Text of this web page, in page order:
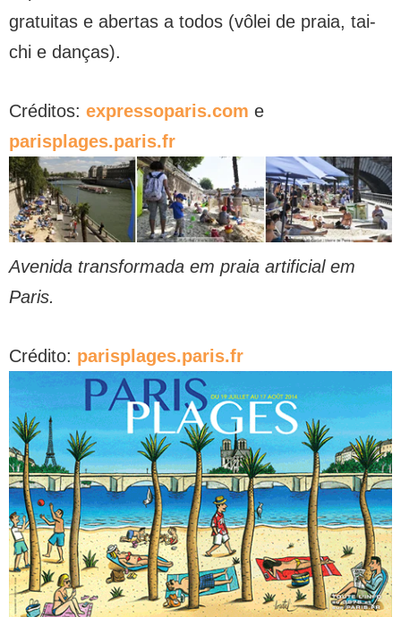
gratuitas e abertas a todos (vôlei de praia, tai-
chi e danças).
Créditos: expressoparis.com e
parisplages.paris.fr
Avenida transformada em praia artificial em
Paris.
Crédito: parisplages.paris.fr